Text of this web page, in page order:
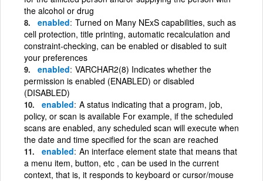
the alcohol or drug
enabled Turned on Many NExS capabilities, such as
cell protection, title printing, automatic recalculation and
constraint-checking, can be enabled or disabled to suit
your preferences
enabled VARCHAR2(8) Indicates whether the
permission is enabled (ENABLED) or disabled
(DISABLED)
enabled A status indicating that a program, job,
policy, or scan is available For example, if the scheduled
scans are enabled, any scheduled scan will execute when
the date and time specified for the scan are reached
enabled An interface element state that means that
a menu item, button, etc , can be used in the current
context, that is, it responds to keyboard or cursor/mouse